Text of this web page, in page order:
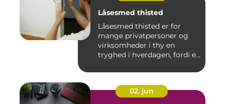
Låsesmed thisted
Låsesmed thisted er for
mange privatpersoner og
virksomheder i thy en
tryghed i hverdagen, fordi en
02. jun